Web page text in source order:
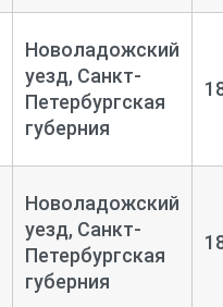
Новоладожский
уезд, Санкт-
Петербургская
губерния
Новоладожский
уезд, Санкт-
Петербургская
губерния